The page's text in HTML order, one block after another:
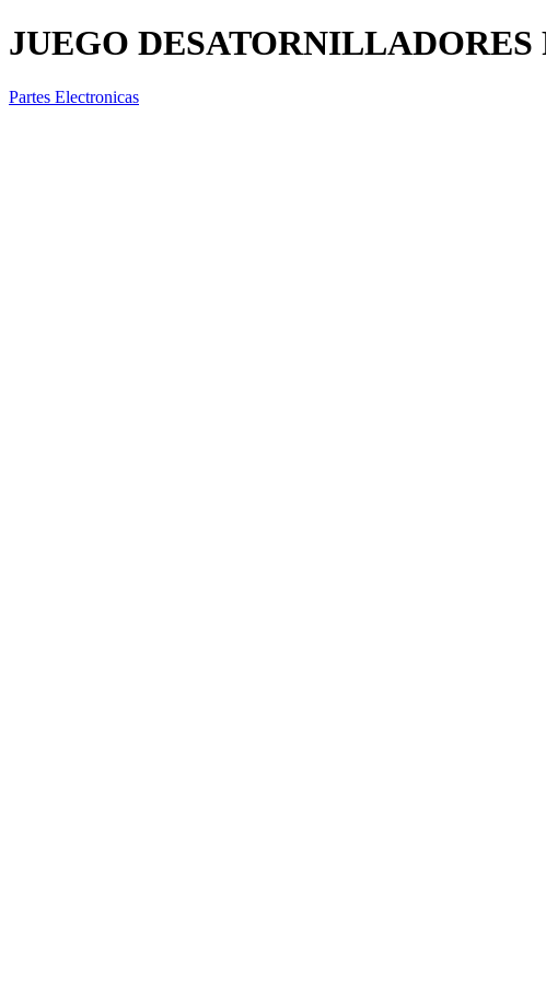
JUEGO DESATORNILLADORES
Partes Electronicas